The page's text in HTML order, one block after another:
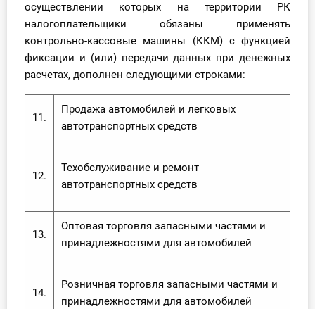
Участник ВЭД
Практика ИП
Учет по отраслям
Юридический помощник
Интернет-магазин
О Системе
Тарифы
осуществлении которых на территории РК
налогоплательщики обязаны применять
контрольно-кассовые машины (ККМ) с функцией
фиксации и (или) передачи данных при денежных
расчетах, дополнен следующими строками:
11.
Продажа автомобилей и легковых
автотранспортных средств
12.
Техобслуживание и ремонт
автотранспортных средств
13.
Оптовая торговля запасными частями и
принадлежностями для автомобилей
14.
Розничная торговля запасными частями и
принадлежностями для автомобилей